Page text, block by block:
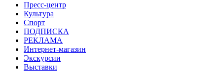
Пресс-центр
Культура
Спорт
ПОДПИСКА
РЕКЛАМА
Интернет-магазин
Экскурсии
Выставки